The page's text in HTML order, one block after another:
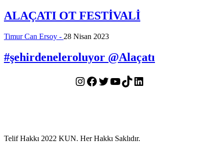
ALAÇATI OT FESTİVALİ
Timur Can Ersoy - 28 Nisan 2023
#şehirdeneleroluyor @Alaçatı
Instagram
Facebook
Twitter
YouTube
TikTokLinkedIn
Telif Hakkı 2022 KUN. Her Hakkı Saklıdır.